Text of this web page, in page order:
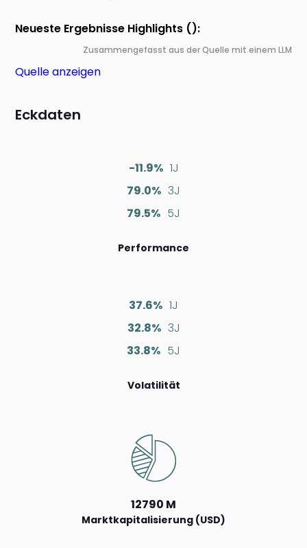
Neueste Ergebnisse Highlights ():
Zusammengefasst aus der Quelle mit einem LLM
Quelle anzeigen
Eckdaten
-11.9% 1J
79.0% 3J
79.5% 5J
Performance
37.6% 1J
32.8% 3J
33.8% 5J
Volatilität
12790 M
Marktkapitalisierung (USD)